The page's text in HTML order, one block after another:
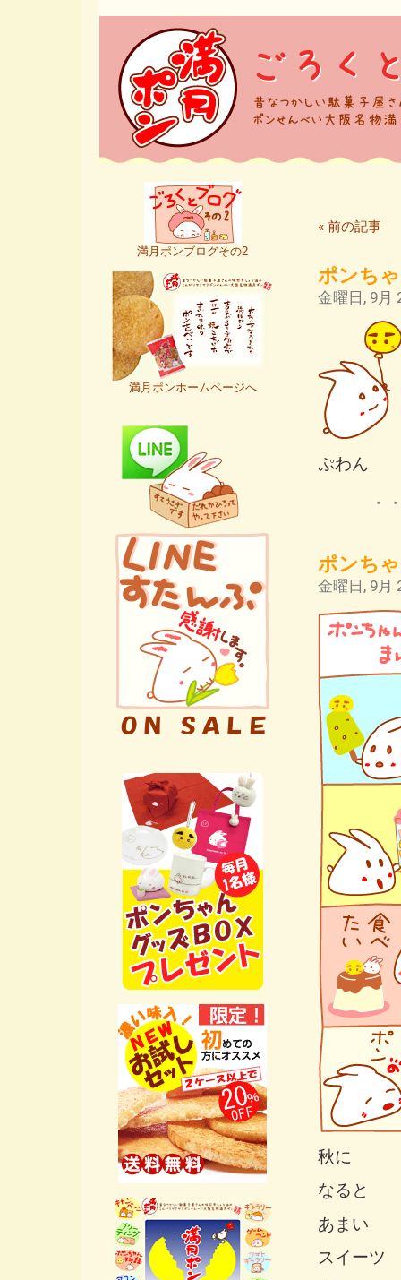
« 前の記事
ポンち
金曜日, 9月
ぷわん
・
ポンち
金曜日, 9月
秋に
なると
あまい
スイーツ
満月ポンブログその2
満月ポンホームページへ